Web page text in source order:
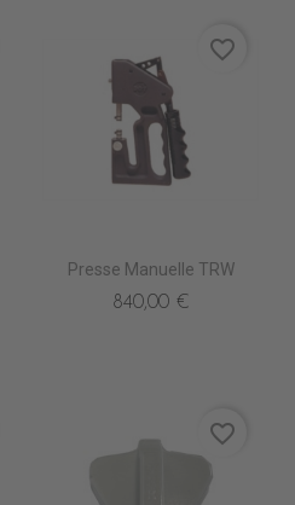
Presse Manuelle TRW
840,00 €
favorite_border
favorite_border